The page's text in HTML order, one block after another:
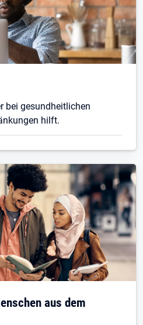
bei gesundheitlichen
hilft.
aus dem